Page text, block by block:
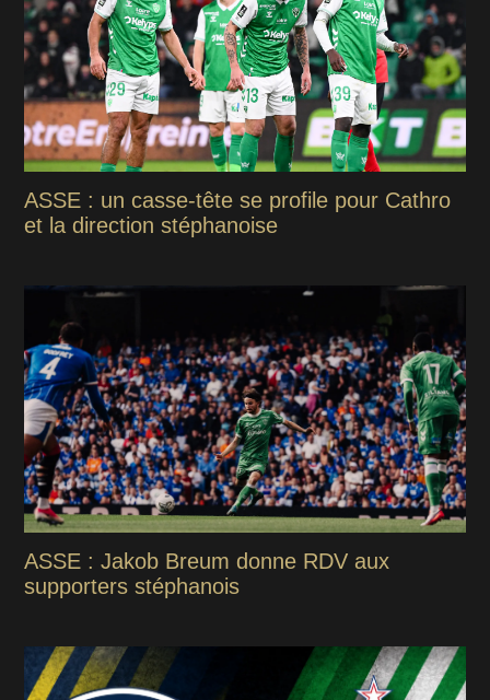
ASSE : un casse-tête se profile pour Cathro
et la direction stéphanoise
ASSE : Jakob Breum donne RDV aux
supporters stéphanois